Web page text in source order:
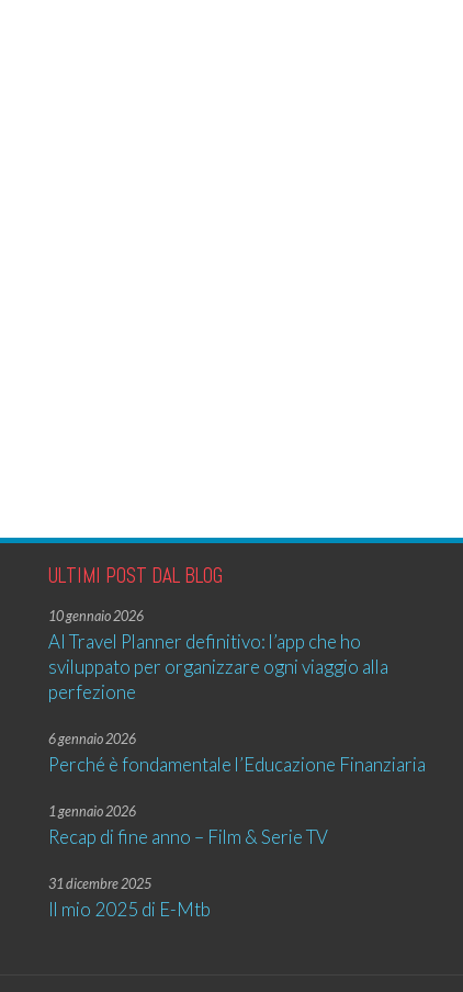
ULTIMI POST DAL BLOG
10 gennaio 2026
AI Travel Planner definitivo: l’app che ho
sviluppato per organizzare ogni viaggio alla
perfezione
6 gennaio 2026
Perché è fondamentale l’Educazione Finanziaria
1 gennaio 2026
Recap di fine anno – Film & Serie TV
31 dicembre 2025
Il mio 2025 di E-Mtb